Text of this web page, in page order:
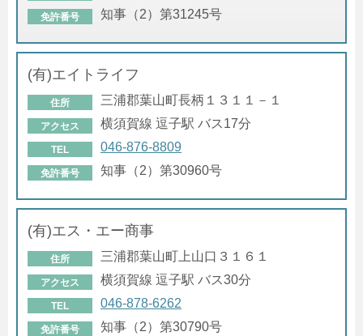
免許番号 知事（2）第31245号
(有)エイトライフ
住所 三浦郡葉山町長柄１３１１－１
アクセス 横須賀線 逗子駅 バス17分
TEL 046-876-8809
免許番号 知事（2）第30960号
(有)エス・エー商事
住所 三浦郡葉山町上山口３１６１
アクセス 横須賀線 逗子駅 バス30分
TEL 046-878-6262
免許番号 知事（2）第30790号